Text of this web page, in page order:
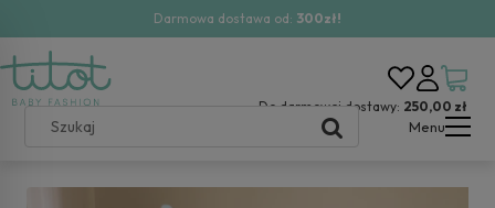
Darmowa dostawa od: 300zł!
Do darmowej dostawy: 250,00 zł
Menu